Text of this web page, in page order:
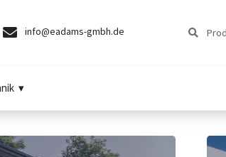
info@eadams-gmbh.de
nach: